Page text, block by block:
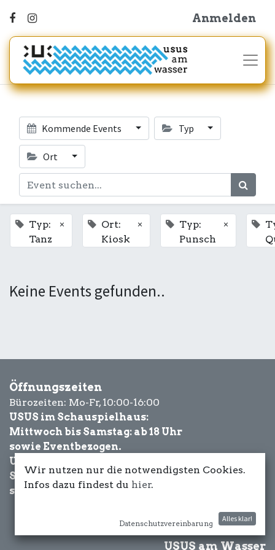
Anmelden
Kommende Events Typ
Ort
Typ:
Tanz
×
Ort:
Kiosk
×
Typ:
Punsch
×
Keine Events gefunden..
Öffnungszeiten
Bürozeiten: Mo-Fr, 10:00-16:00
USUS im Schauspielhaus:
Mittwoch bis Samstag: ab 18 Uhr
sowie Eventbezogen.
USUS am Wasser:
Schönwetter-
sowie Eventbezogen.
USUS am Wasser
Wir nutzen nur die notwendigsten Cookies.
Infos dazu findest du hier.
Datenschutzvereinbarung
Alles klar!